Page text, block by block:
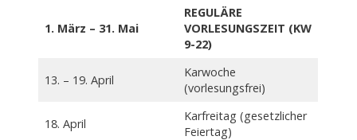
1. März – 31. Mai
REGULÄRE
VORLESUNGSZEIT (KW
9-22)
13. – 19. April
Karwoche
(vorlesungsfrei)
18. April
Karfreitag (gesetzlicher
Feiertag)